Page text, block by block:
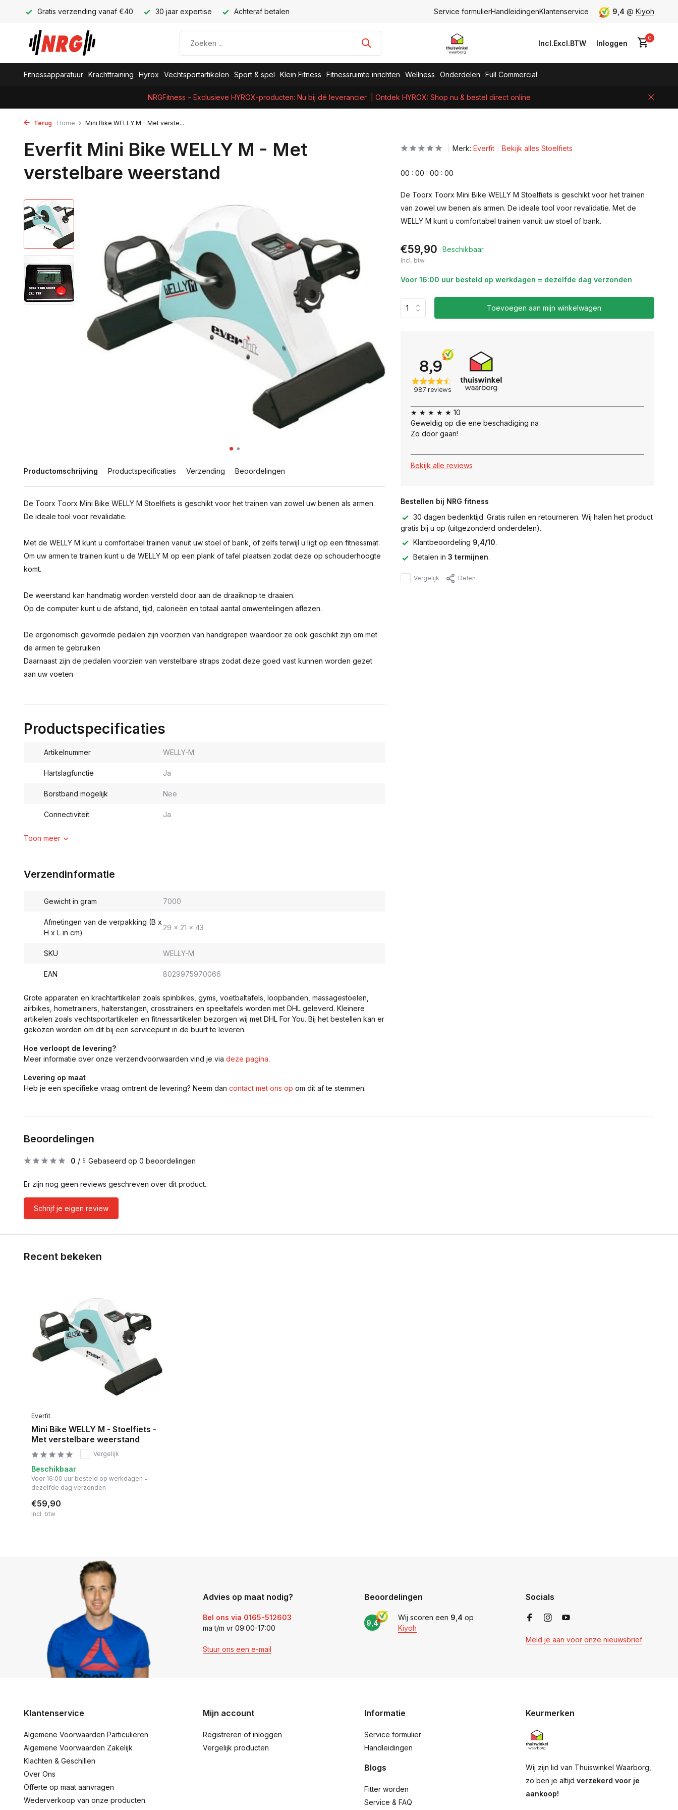
Gratis verzending vanaf €40 30 jaar expertise Achteraf betalen Service formulierHandleidingenKlantenservice 9,4 @ Kiyoh
Incl.Excl.BTW Inloggen
0
Fitnessapparatuur Krachttraining Hyrox Vechtsportartikelen Sport & spel Klein Fitness Fitnessruimte inrichten Wellness Onderdelen Full Commercial
NRGFitness – Exclusieve HYROX-producten: Nu bij dé leverancier | Ontdek HYROX: Shop nu & bestel direct online
Terug Home Mini Bike WELLY M - Met verste...
Everfit Mini Bike WELLY M - Met
verstelbare weerstand
Productomschrijving Productspecificaties Verzending Beoordelingen
De Toorx Toorx Mini Bike WELLY M Stoelfiets is geschikt voor het trainen van zowel uw benen als armen.
De ideale tool voor revalidatie.
Met de WELLY M kunt u comfortabel trainen vanuit uw stoel of bank, of zelfs terwijl u ligt op een fitnessmat.
Om uw armen te trainen kunt u de WELLY M op een plank of tafel plaatsen zodat deze op schouderhoogte
komt.
De weerstand kan handmatig worden versteld door aan de draaiknop te draaien.
Op de computer kunt u de afstand, tijd, calorieën en totaal aantal omwentelingen aflezen.
De ergonomisch gevormde pedalen zijn voorzien van handgrepen waardoor ze ook geschikt zijn om met
de armen te gebruiken
Daarnaast zijn de pedalen voorzien van verstelbare straps zodat deze goed vast kunnen worden gezet
aan uw voeten
Productspecificaties
Artikelnummer WELLY-M
Hartslagfunctie Ja
Borstband mogelijk Nee
Connectiviteit Ja
Toon meer
Verzendinformatie
Gewicht in gram 7000
Afmetingen van de verpakking (B x
H x L in cm)
29 x 21 x 43
SKU WELLY-M
EAN 8029975970066
Grote apparaten en krachtartikelen zoals spinbikes, gyms, voetbaltafels, loopbanden, massagestoelen,
airbikes, hometrainers, halterstangen, crosstrainers en speeltafels worden met DHL geleverd. Kleinere
artikelen zoals vechtsportartikelen en fitnessartikelen bezorgen wij met DHL For You. Bij het bestellen kan er
gekozen worden om dit bij een servicepunt in de buurt te leveren.
Hoe verloopt de levering?
Meer informatie over onze verzendvoorwaarden vind je via deze pagina.
Levering op maat
Heb je een specifieke vraag omtrent de levering? Neem dan contact met ons op om dit af te stemmen.
Merk: Everfit Bekijk alles Stoelfiets
00 : 00 : 00 : 00
De Toorx Toorx Mini Bike WELLY M Stoelfiets is geschikt voor het trainen
van zowel uw benen als armen. De ideale tool voor revalidatie. Met de
WELLY M kunt u comfortabel trainen vanuit uw stoel of bank.
€59,90 Beschikbaar
Incl. btw
Voor 16:00 uur besteld op werkdagen = dezelfde dag verzonden
Toevoegen aan mijn winkelwagen
★ ★ ★ ★ ★ 10
Geweldig op die ene beschadiging na
Zo door gaan!
Bekijk alle reviews
Bestellen bij NRG fitness
30 dagen bedenktijd. Gratis ruilen en retourneren. Wij halen het product
gratis bij u op (uitgezonderd onderdelen).
Klantbeoordeling 9,4/10.
Betalen in 3 termijnen.
Vergelijk Delen
Beoordelingen
0 / 5 Gebaseerd op 0 beoordelingen
Er zijn nog geen reviews geschreven over dit product..
Schrijf je eigen review
Recent bekeken
Everfit
Mini Bike WELLY M - Stoelfiets -
Met verstelbare weerstand
Vergelijk
Beschikbaar
Voor 16:00 uur besteld op werkdagen =
dezelfde dag verzonden
€59,90
Incl. btw
Advies op maat nodig?
Bel ons via 0165-512603
ma t/m vr 09:00-17:00
Stuur ons een e-mail
Beoordelingen
9,4
Wij scoren een 9,4 op
Kiyoh
Socials
Meld je aan voor onze nieuwsbrief
Klantenservice
Algemene Voorwaarden Particulieren
Algemene Voorwaarden Zakelijk
Klachten & Geschillen
Over Ons
Offerte op maat aanvragen
Wederverkoop van onze producten
Mijn account
Registreren of inloggen
Vergelijk producten
Informatie
Service formulier
Handleidingen
Blogs
Fitter worden
Service & FAQ
Keurmerken
Wij zijn lid van Thuiswinkel Waarborg,
zo ben je altijd verzekerd voor je
aankoop!